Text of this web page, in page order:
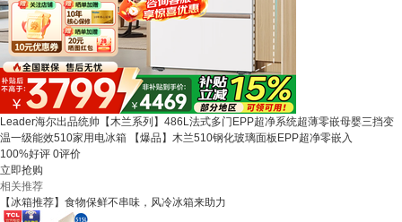
Leader海尔出品统帅【木兰系列】486L法式多门EPP超净系统超薄零嵌母婴三挡变
温一级能效510家用电冰箱 【爆品】木兰510钢化玻璃面板EPP超净零嵌入
100%好评 0评价
立即抢购
相关推荐
【冰箱推荐】食物保鲜不串味，风冷冰箱来助力